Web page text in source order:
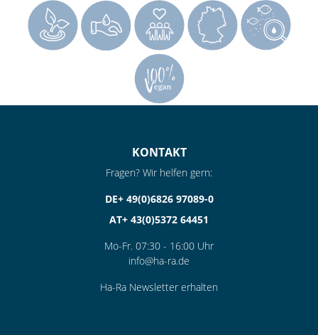
KONTAKT
Fragen? Wir helfen gern:
DE+ 49(0)6826 97089-0
AT+ 43(0)5372 64451
Mo-Fr. 07:30 - 16:00 Uhr
info@ha-ra.de
Ha-Ra Newsletter erhalten